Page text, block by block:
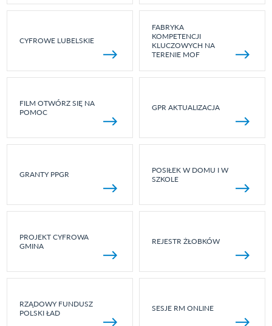
CYFROWE LUBELSKIE
FABRYKA
KOMPETENCJI
KLUCZOWYCH NA
TERENIE MOF
FILM OTWÓRZ SIĘ NA
POMOC
GPR AKTUALIZACJA
GRANTY PPGR
POSIŁEK W DOMU I W
SZKOLE
PROJEKT CYFROWA
GMINA
REJESTR ŻŁOBKÓW
RZĄDOWY FUNDUSZ
POLSKI ŁAD
SESJE RM ONLINE